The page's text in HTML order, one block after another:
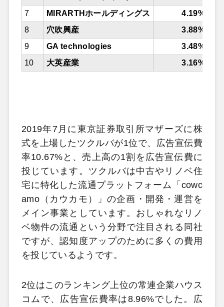
7
MIRARTHホールディングス
4.19%
8
穴吹興産
3.88%
9
GA technologies
3.48%
10
大英産業 3.16%
2019年7月に東京証券取引所マザーズに株
式を上場したツクルバが1位で、広告宣伝費
率10.67%と、売上高の1割を広告宣伝費に
投じています。ツクルバは中古やリノベ住
宅に特化した流通プラットフォーム「cowc
amo（カウカモ）」の企画・開発・運営を
メイン事業としています。おしゃれなリノ
ベ物件の流通という分野で注目される同社
ですが、認知度アップのために多くの費用
を投じているようです。
2位はこのランキング上位の常連企業ハウス
コムで、広告宣伝費率は8.96%でした。広